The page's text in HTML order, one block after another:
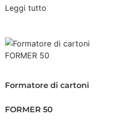
Leggi tutto
Formatore di cartoni
FORMER 50